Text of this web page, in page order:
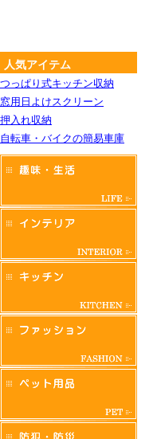
人気アイテム
つっぱり式キッチン収納
窓用日よけスクリーン
押入れ収納
自転車・バイクの簡易車庫